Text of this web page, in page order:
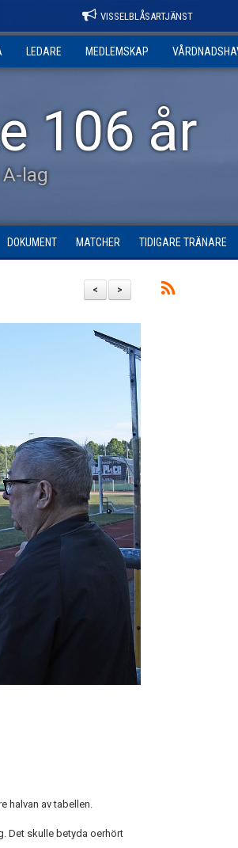
VISSELBLÅSARTJÄNST
LEDARE MEDLEMSKAP
106 år
lag
DOKUMENT MATCHER TIDIGARE TRÄNARE
>
<
halvan av tabellen.
Det skulle betyda oerhört